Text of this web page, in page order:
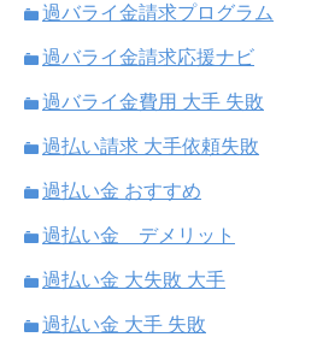
過バライ金請求プログラム
過バライ金請求応援ナビ
過バライ金費用 大手 失敗
過払い請求 大手依頼失敗
過払い金 おすすめ
過払い金 デメリット
過払い金 大失敗 大手
過払い金 大手 失敗